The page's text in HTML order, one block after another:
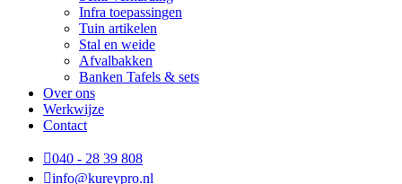
Infra toepassingen
Tuin artikelen
Stal en weide
Afvalbakken
Banken Tafels & sets
Over ons
Werkwijze
Contact
040 - 28 39 808
info@kureypro.nl